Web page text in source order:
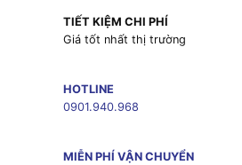
TIẾT KIỆM CHI PHÍ
Giá tốt nhất thị trường
HOTLINE
0901.940.968
MIỄN PHÍ VẬN CHUYỂN